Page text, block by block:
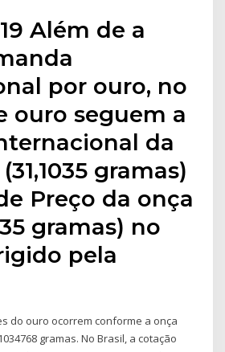
Além de a
por ouro, no
ouro seguem a
da
gramas)
Preço da onça
gramas) no
pela
do ouro ocorrem conforme a onça
gramas. No Brasil, a cotação